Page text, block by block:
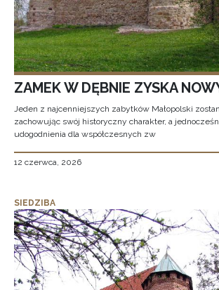
ZAMEK W DĘBNIE ZYSKA
Jeden z najcenniejszych zabytków Małopolski
zachowując swój historyczny charakter, a
udogodnienia dla współczesnych zw
12 czerwca, 2026
SIEDZIBA